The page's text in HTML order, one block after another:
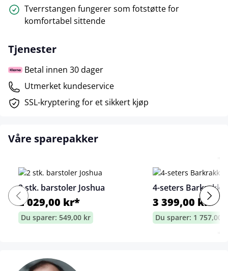
Tverrstangen fungerer som fotstøtte for
komfortabel sittende
Tjenester
Betal innen 30 dager
Utmerket kundeservice
SSL-kryptering for et sikkert kjøp
Våre sparepakker
2 stk. barstoler Joshua
2 029,00 kr*
Du sparer: 549,00 kr
4-seters
3 399,00 kr*
Du sparer: 1 757,00